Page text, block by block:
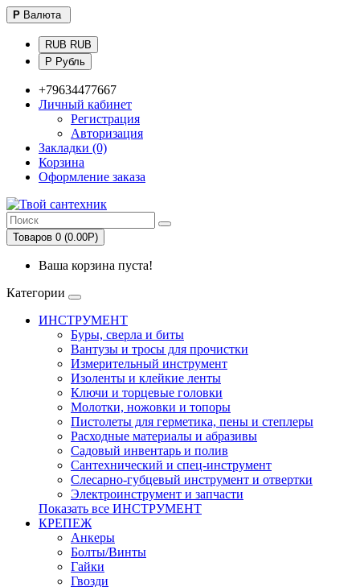
Р Валюта
RUB RUB
Р Рубль
+79634477667
Личный кабинет
Регистрация
Авторизация
Закладки (0)
Корзина
Оформление заказа
Товаров 0 (0.00Р)
Ваша корзина пуста!
Категории
ИНСТРУМЕНТ
Буры, сверла и биты
Вантузы и тросы для прочистки
Измерительный инструмент
Изоленты и клейкие ленты
Ключи и торцевые головки
Молотки, ножовки и топоры
Пистолеты для герметика, пены и степлеры
Расходные материалы и абразивы
Садовый инвентарь и полив
Сантехнический и спец-инструмент
Слесарно-губцевый инструмент и отвертки
Электроинструмент и запчасти
Показать все ИНСТРУМЕНТ
КРЕПЕЖ
Анкеры
Болты/Винты
Гайки
Гвозди